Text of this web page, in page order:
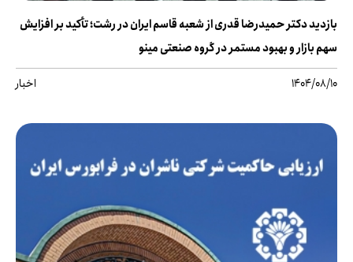
بازدید دکتر حمیدرضا قدری از شعبه قاسم ایران در رشت؛ تأکید بر افزایش
سهم بازار و بهبود مستمر در گروه صنعتی مینو
1404/08/10 اخبار